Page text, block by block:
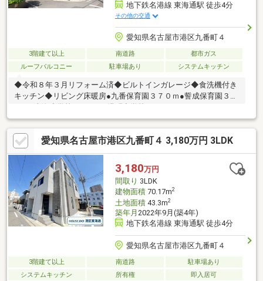
地下鉄名港線 東海通駅 徒歩4分
その他の交通
愛知県名古屋市港区九番町４
3階建て以上 南道路
都市ガス
ルーフバルコニー
駐車場あり システムキッチン
◆令和８年３月リフォーム済◆ビルトインガレージ◆食洗機付き
キッチン◆リビング床暖房●九番保育園３７０ｍ●誓成保育園３７
ュ４００ｍ●ファミリーマート２７０ｍ●スギ薬局４９５ｍ●クリ
ニックいとう３９０ｍ●津金公園５００ｍ《リフォーム内容》全
室クロス貼替、ビルトインコンロ交換、リペア補修水回りコーキ
ング打ち直し、ハウスクリーニング 他
愛知県名古屋市港区九番町４ 3,180万円 3LDK
3,180万円
間取り 3LDK
建物面積70.17m2
土地面積43.3m2
築年月 2022年9月(築4年)
地下鉄名港線 東海通駅 徒歩4分
愛知県名古屋市港区九番町４
3階建て以上 南道路
駐車場あり
システムキッチン
所有権 即入居可